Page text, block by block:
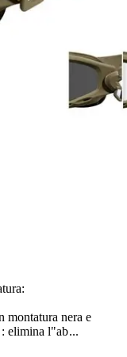
montatura nera e
elimina l"ab...